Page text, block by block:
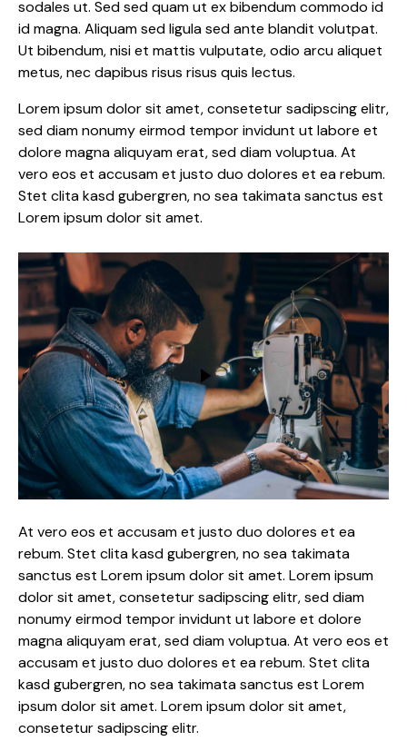
sodales ut. Sed sed quam ut ex bibendum commodo id
id magna. Aliquam sed ligula sed ante blandit volutpat.
Ut bibendum, nisi et mattis vulputate, odio arcu aliquet
metus, nec dapibus risus risus quis lectus.
Lorem ipsum dolor sit amet, consetetur sadipscing elitr,
sed diam nonumy eirmod tempor invidunt ut labore et
dolore magna aliquyam erat, sed diam voluptua. At
vero eos et accusam et justo duo dolores et ea rebum.
Stet clita kasd gubergren, no sea takimata sanctus est
Lorem ipsum dolor sit amet.
At vero eos et accusam et justo duo dolores et ea
rebum. Stet clita kasd gubergren, no sea takimata
sanctus est Lorem ipsum dolor sit amet. Lorem ipsum
dolor sit amet, consetetur sadipscing elitr, sed diam
nonumy eirmod tempor invidunt ut labore et dolore
magna aliquyam erat, sed diam voluptua. At vero eos et
accusam et justo duo dolores et ea rebum. Stet clita
kasd gubergren, no sea takimata sanctus est Lorem
ipsum dolor sit amet. Lorem ipsum dolor sit amet,
consetetur sadipscing elitr.